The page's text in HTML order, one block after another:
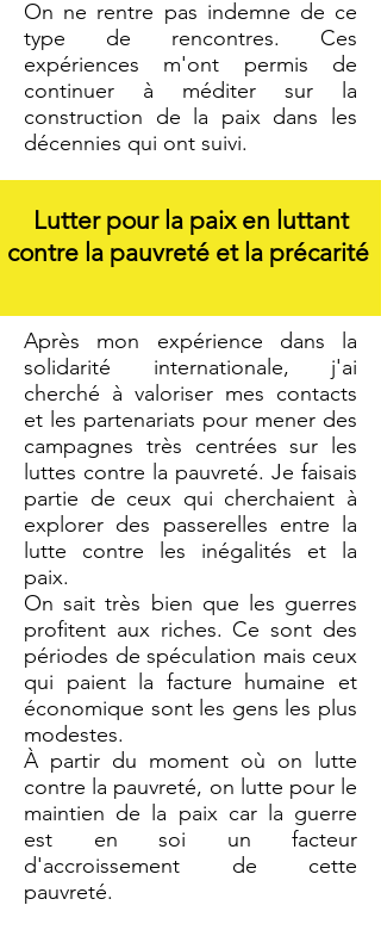
On ne rentre pas indemne de ce
type de rencontres. Ces
expériences m'ont permis de
continuer à méditer sur la
construction de la paix dans les
décennies qui ont suivi.
Lutter pour la paix en luttant
contre la pauvreté et la précarité
Après mon expérience dans la
solidarité internationale, j'ai
cherché à valoriser mes contacts
et les partenariats pour mener des
campagnes très centrées sur les
luttes contre la pauvreté. Je faisais
partie de ceux qui cherchaient à
explorer des passerelles entre la
lutte contre les inégalités et la
paix.
On sait très bien que les guerres
profitent aux riches. Ce sont des
périodes de spéculation mais ceux
qui paient la facture humaine et
économique sont les gens les plus
modestes.
À partir du moment où on lutte
contre la pauvreté, on lutte pour le
maintien de la paix car la guerre
est en soi un facteur
d'accroissement de cette
pauvreté.